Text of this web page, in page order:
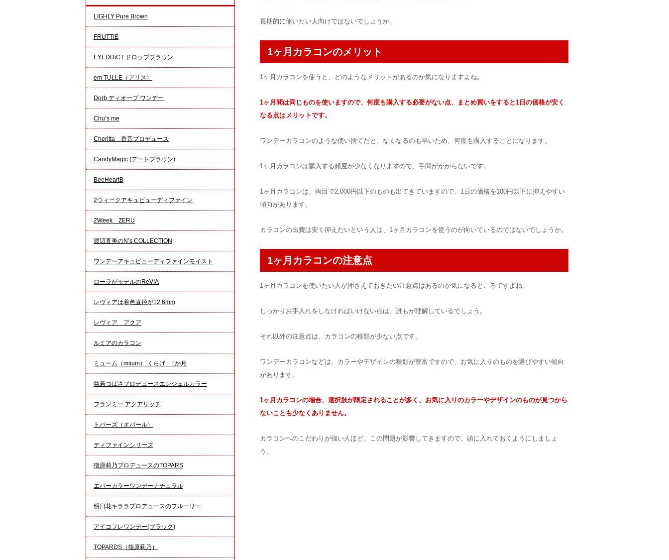
長期的に使いたい人向けではないでしょうか。
1ヶ月カラコンのメリット
1ヶ月カラコンを使うと、どのようなメリットがあるのか気になりますよね。
1ヶ月間は同じものを使いますので、何度も購入する必要がない点、まとめ買いをすると1日の価格が安く
なる点はメリットです。
ワンデーカラコンのような使い捨てだと、なくなるのも早いため、何度も購入することになります。
1ヶ月カラコンは購入する頻度が少なくなりますので、手間がかからないです。
1ヶ月カラコンは、両目で2,000円以下のものも出てきていますので、1日の価格を100円以下に抑えやすい
傾向があります。
カラコンの出費は安く抑えたいという人は、1ヶ月カラコンを使うのが向いているのではないでしょうか。
1ヶ月カラコンの注意点
1ヶ月カラコンを使いたい人が押さえておきたい注意点はあるのか気になるところですよね。
しっかりお手入れをしなければいけない点は、誰もが理解しているでしょう。
それ以外の注意点は、カラコンの種類が少ない点です。
ワンデーカラコンなどは、カラーやデザインの種類が豊富ですので、お気に入りのものを選びやすい傾向
があります。
1ヶ月カラコンの場合、選択肢が限定されることが多く、お気に入りのカラーやデザインのものが見つから
ないことも少なくありません。
カラコンへのこだわりが強い人ほど、この問題が影響してきますので、頭に入れておくようにしましょ
う。
LIGHLY Pure Brown
FRUTTIE
EYEDDiCT ドロップブラウン
em TULLE（アリス）
Dorb ディオーブ ワンデー
Chu’s me
Cheritta 香音プロデュース
CandyMagic (デートブラウン)
BeeHeartB
2ウィークアキュビューディファイン
2Week ZERU
渡辺直美のN’s COLLECTION
ワンデーアキュビューディファインモイスト
ローラがモデルのReVIA
レヴィアは着色直径が12.6mm
レヴィア アクア
ルミアのカラコン
ミューム（miium） くらげ 1か月
益若つばさプロデュースエンジェルカラー
フランミー アクアリッチ
トパーズ（オパール）
ディファインシリーズ
指原莉乃プロデュースのTOPARS
エバーカラーワンデーナチュラル
明日花キララプロデュースのフルーリー
アイコフレワンデー(ブラック)
TOPARDS（指原莉乃）